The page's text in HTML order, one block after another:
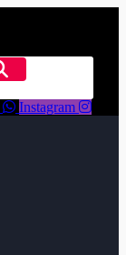
Instagram